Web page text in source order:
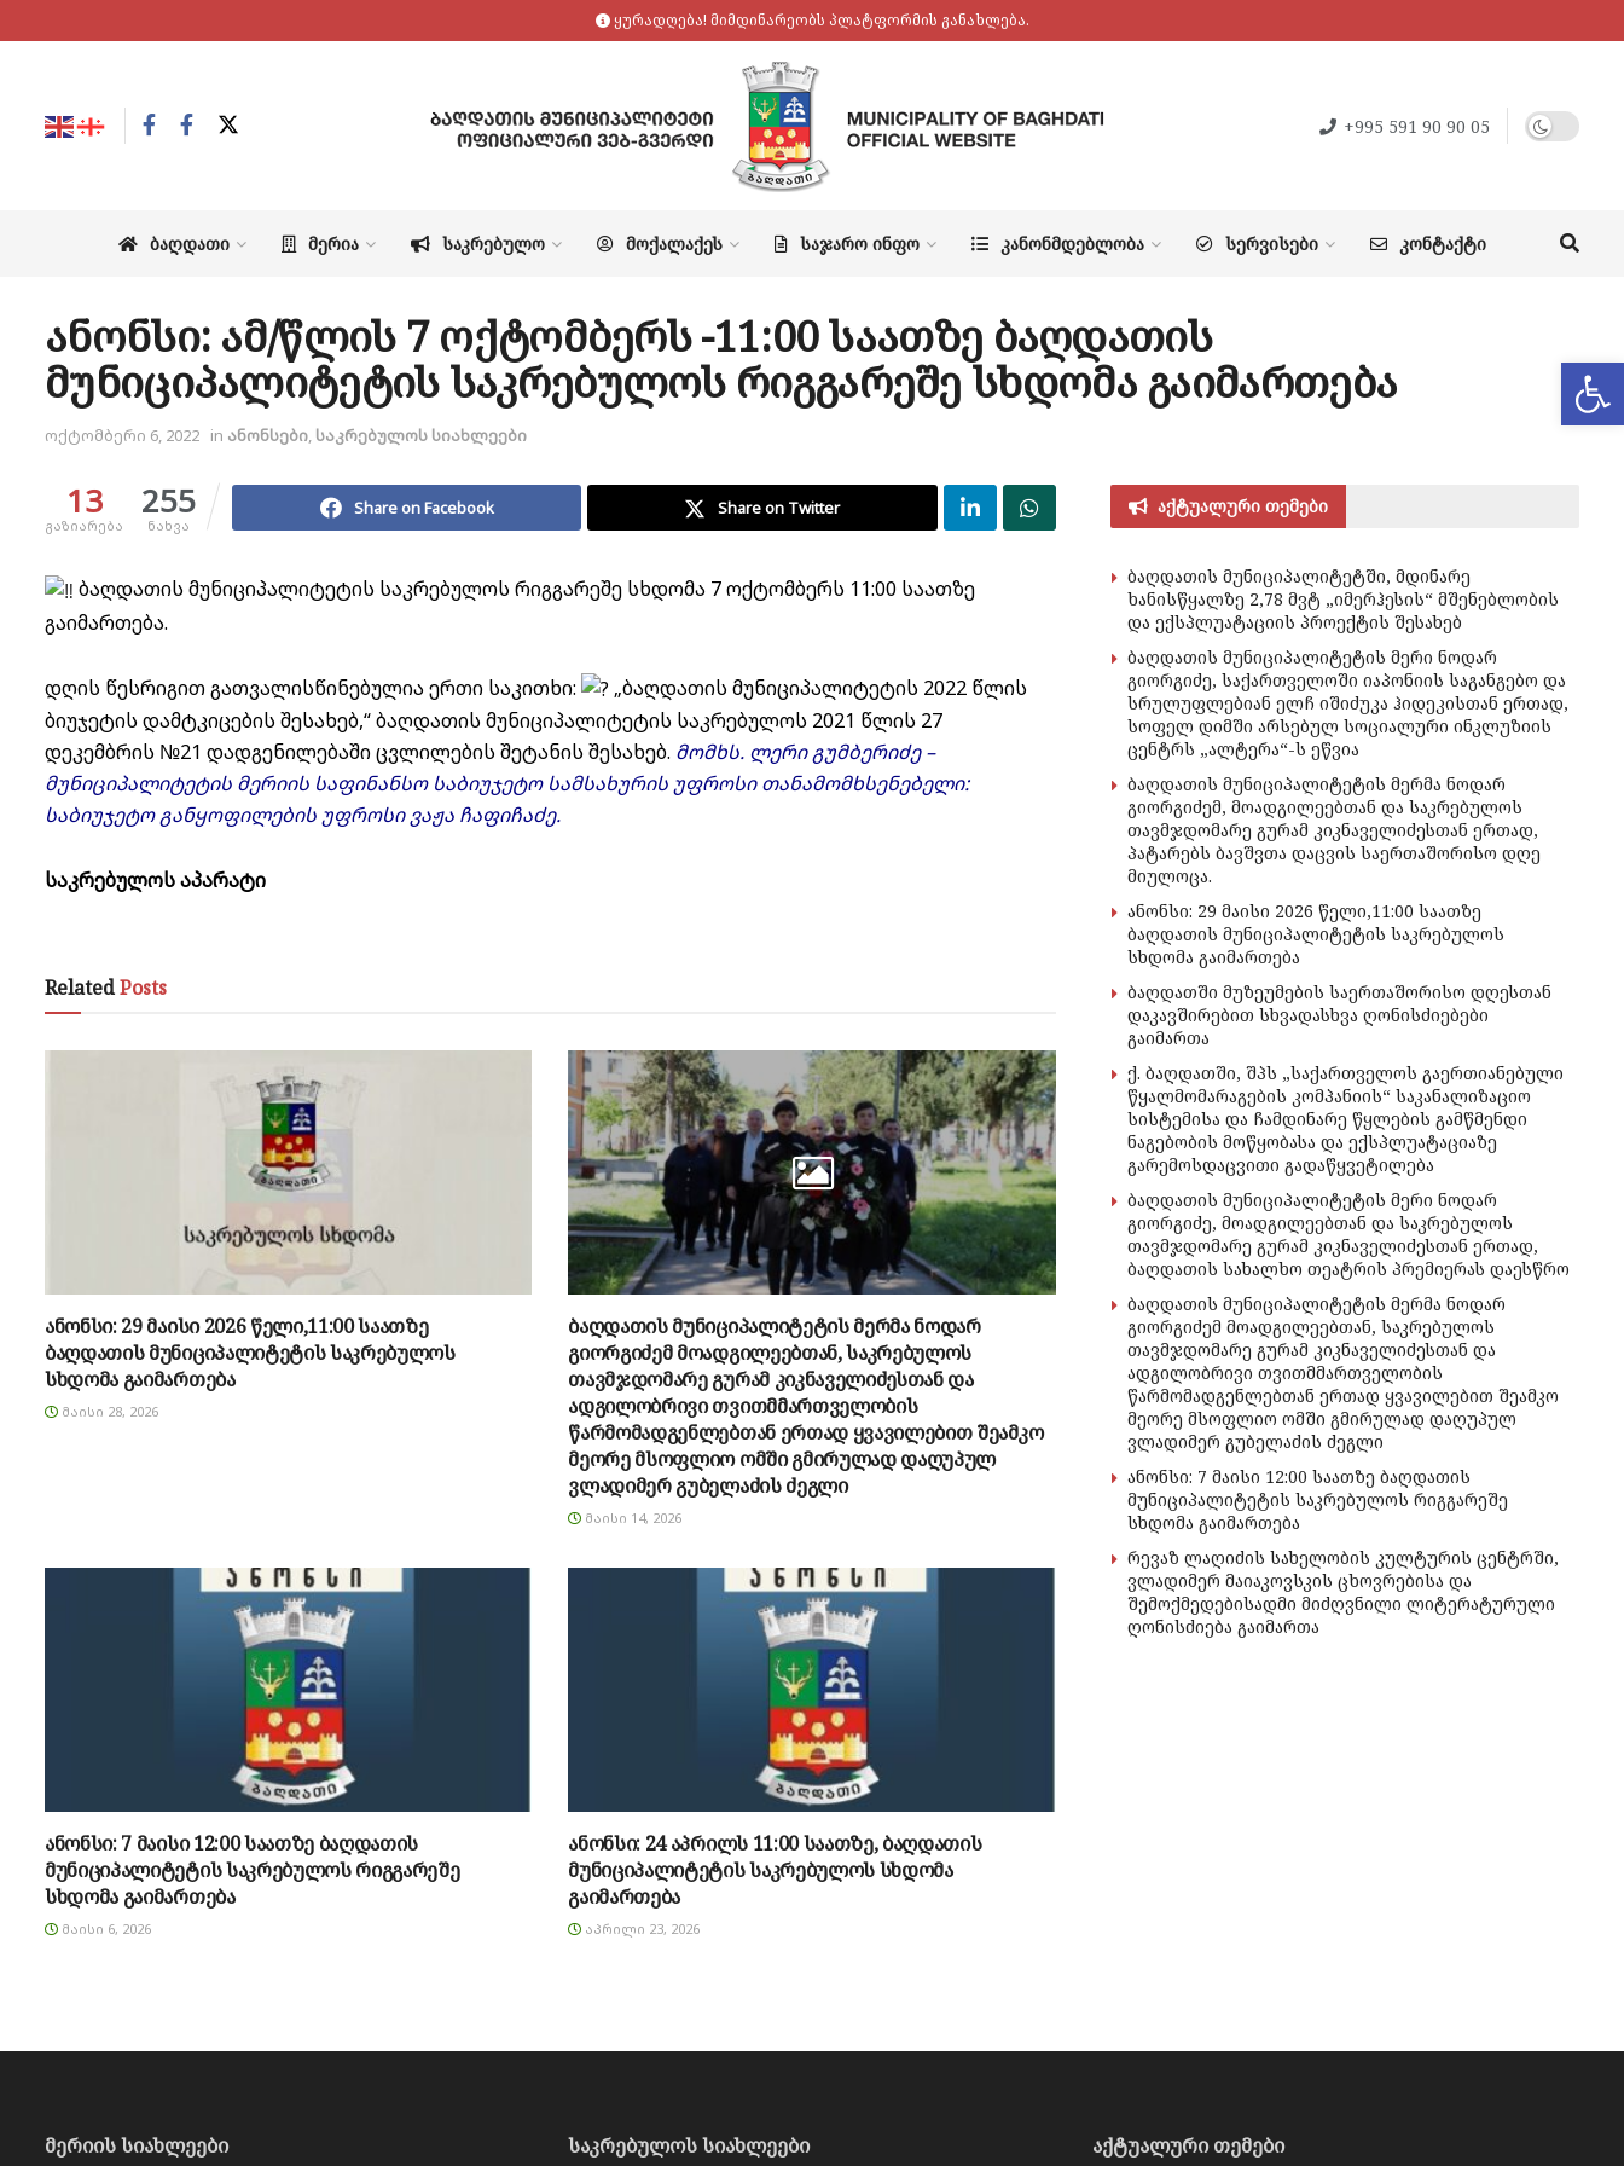
ყურადღება! მიმდინარეობს პლატფორმის განახლება.
+995 591 90 90 05
ᲑᲐᲦᲓᲐᲗᲘ ᲛᲔᲠᲘᲐ ᲡᲐᲙᲠᲔᲑᲣᲚᲝ ᲛᲝᲥᲐᲚᲐᲥᲔᲡ ᲡᲐᲯᲐᲠᲝ ᲘᲜᲤᲝ ᲙᲐᲜᲝᲜᲛᲓᲔᲑᲚᲝᲑᲐ ᲡᲔᲠᲕᲘᲡᲔᲑᲘ ᲙᲝᲜᲢᲐᲥᲢᲘ
ანონსი: ამ/წლის 7 ოქტომბერს -11:00 საათზე ბაღდათის
მუნიციპალიტეტის საკრებულოს რიგგარეშე სხდომა გაიმართება
ოქტომბერი 6, 2022 in ანონსები, საკრებულოს სიახლეები
13
გაზიარება
255
ნახვა
Share on Facebook Share on Twitter
ბაღდათის მუნიციპალიტეტის საკრებულოს რიგგარეშე სხდომა 7 ოქტომბერს 11:00 საათზე
გაიმართება.
დღის წესრიგით გათვალისწინებულია ერთი საკითხი:
„ბაღდათის მუნიციპალიტეტის 2022 წლის
ბიუჯეტის დამტკიცების შესახებ,“ ბაღდათის მუნიციპალიტეტის საკრებულოს 2021 წლის 27
დეკემბრის №21 დადგენილებაში ცვლილების შეტანის შესახებ. მომხს. ლერი გუმბერიძე –
მუნიციპალიტეტის მერიის საფინანსო საბიუჯეტო სამსახურის უფროსი თანამომხსენებელი:
საბიუჯეტო განყოფილების უფროსი ვაჟა ჩაფიჩაძე.
საკრებულოს აპარატი
RelatedPosts
ანონსი: 29 მაისი 2026 წელი,11:00 საათზე
ბაღდათის მუნიციპალიტეტის საკრებულოს
სხდომა გაიმართება
ᲛᲐᲘᲡᲘ 28, 2026
ბაღდათის მუნიციპალიტეტის მერმა ნოდარ
გიორგიძემ მოადგილეებთან, საკრებულოს
თავმჯდომარე გურამ კიკნაველიძესთან და
ადგილობრივი თვითმმართველობის
წარმომადგენლებთან ერთად ყვავილებით შეამკო
მეორე მსოფლიო ომში გმირულად დაღუპულ
ვლადიმერ გუბელაძის ძეგლი
ᲛᲐᲘᲡᲘ 14, 2026
ანონსი: 7 მაისი 12:00 საათზე ბაღდათის
მუნიციპალიტეტის საკრებულოს რიგგარეშე
სხდომა გაიმართება
ᲛᲐᲘᲡᲘ 6, 2026
ანონსი: 24 აპრილს 11:00 საათზე, ბაღდათის
მუნიციპალიტეტის საკრებულოს სხდომა
გაიმართება
ᲐᲞᲠᲘᲚᲘ 23, 2026
აქტუალური თემები
ბაღდათის მუნიციპალიტეტში, მდინარე
ხანისწყალზე 2,78 მვტ „იმერჰესის“ მშენებლობის
და ექსპლუატაციის პროექტის შესახებ
ბაღდათის მუნიციპალიტეტის მერი ნოდარ
გიორგიძე, საქართველოში იაპონიის საგანგებო და
სრულუფლებიან ელჩ იშიძუკა ჰიდეკისთან ერთად,
სოფელ დიმში არსებულ სოციალური ინკლუზიის
ცენტრს „ალტერა“-ს ეწვია
ბაღდათის მუნიციპალიტეტის მერმა ნოდარ
გიორგიძემ, მოადგილეებთან და საკრებულოს
თავმჯდომარე გურამ კიკნაველიძესთან ერთად,
პატარებს ბავშვთა დაცვის საერთაშორისო დღე
მიულოცა.
ანონსი: 29 მაისი 2026 წელი,11:00 საათზე
ბაღდათის მუნიციპალიტეტის საკრებულოს
სხდომა გაიმართება
ბაღდათში მუზეუმების საერთაშორისო დღესთან
დაკავშირებით სხვადასხვა ღონისძიებები
გაიმართა
ქ. ბაღდათში, შპს „საქართველოს გაერთიანებული
წყალმომარაგების კომპანიის“ საკანალიზაციო
სისტემისა და ჩამდინარე წყლების გამწმენდი
ნაგებობის მოწყობასა და ექსპლუატაციაზე
გარემოსდაცვითი გადაწყვეტილება
ბაღდათის მუნიციპალიტეტის მერი ნოდარ
გიორგიძე, მოადგილეებთან და საკრებულოს
თავმჯდომარე გურამ კიკნაველიძესთან ერთად,
ბაღდათის სახალხო თეატრის პრემიერას დაესწრო
ბაღდათის მუნიციპალიტეტის მერმა ნოდარ
გიორგიძემ მოადგილეებთან, საკრებულოს
თავმჯდომარე გურამ კიკნაველიძესთან და
ადგილობრივი თვითმმართველობის
წარმომადგენლებთან ერთად ყვავილებით შეამკო
მეორე მსოფლიო ომში გმირულად დაღუპულ
ვლადიმერ გუბელაძის ძეგლი
ანონსი: 7 მაისი 12:00 საათზე ბაღდათის
მუნიციპალიტეტის საკრებულოს რიგგარეშე
სხდომა გაიმართება
რევაზ ლაღიძის სახელობის კულტურის ცენტრში,
ვლადიმერ მაიაკოვსკის ცხოვრებისა და
შემოქმედებისადმი მიძღვნილი ლიტერატურული
ღონისძიება გაიმართა
მერიის სიახლეები საკრებულოს სიახლეები აქტუალური თემები